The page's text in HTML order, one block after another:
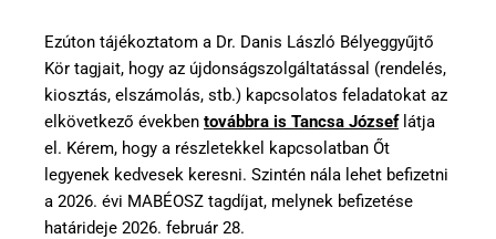
Ezúton tájékoztatom a Dr. Danis László Bélyeggyűjtő
Kör tagjait, hogy az újdonságszolgáltatással (rendelés,
kiosztás, elszámolás, stb.) kapcsolatos feladatokat az
elkövetkező években továbbra is Tancsa Józseflátja
el. Kérem, hogy a részletekkel kapcsolatban Őt
legyenek kedvesek keresni. Szintén nála lehet befizetni
a 2026. évi MABÉOSZ tagdíjat, melynek befizetése
határideje 2026. február 28.